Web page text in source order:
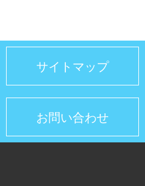
サイトマップ
お問い合わせ